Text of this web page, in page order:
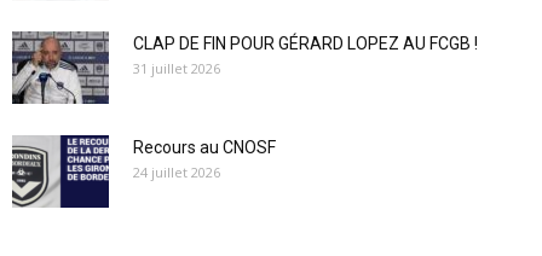
CLAP DE FIN POUR GÉRARD LOPEZ AU FCGB !
31 juillet 2026
Recours au CNOSF
24 juillet 2026